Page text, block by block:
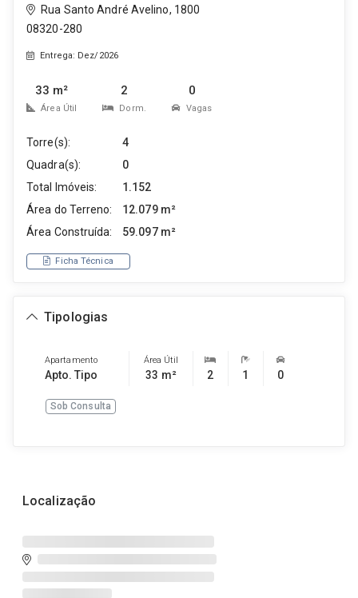
Rua Santo André Avelino, 1800
08320-280
Entrega: Dez/2026
33 m²
Área Útil
2
Dorm.
0
Vagas
Torre(s):
4
Quadra(s):
0
Total Imóveis:
1.152
Área do Terreno:
12.079 m²
Área Construída:
59.097 m²
Ficha Técnica
Tipologias
Apartamento
Apto. Tipo
Área Útil
33 m² 2 1 0
Sob Consulta
Localização